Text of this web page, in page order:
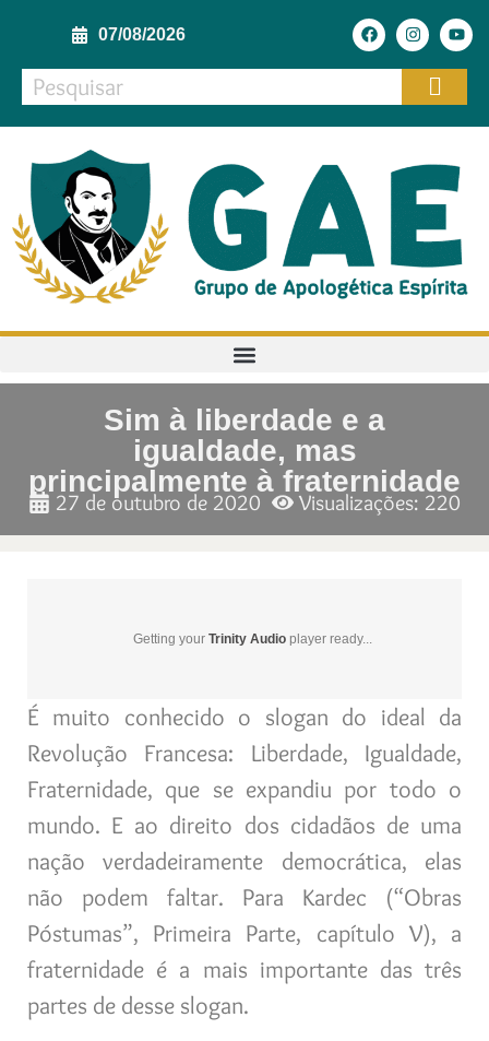
07/08/2026
Sim à liberdade e a
igualdade, mas
principalmente à fraternidade
27 de outubro de 2020 Visualizações: 220
Getting your Trinity Audio player ready...
É muito conhecido o slogan do ideal da
Revolução Francesa: Liberdade, Igualdade,
Fraternidade, que se expandiu por todo o
mundo. E ao direito dos cidadãos de uma
nação verdadeiramente democrática, elas
não podem faltar. Para Kardec (“Obras
Póstumas”, Primeira Parte, capítulo V), a
fraternidade é a mais importante das três
partes de desse slogan.